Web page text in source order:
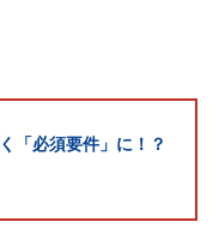
「必須要件」に！？